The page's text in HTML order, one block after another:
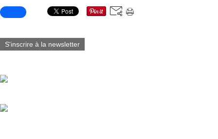
S'inscrire à la newsletter